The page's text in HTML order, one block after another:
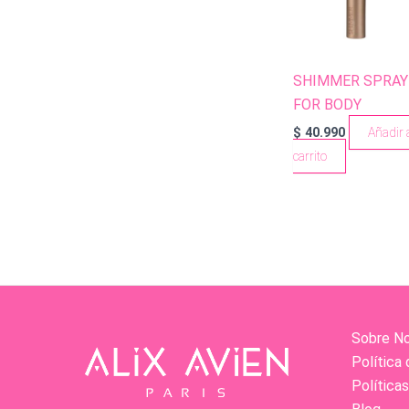
SHIMMER SPRAY
FOR BODY
$ 40.990
Añadir
carrito
Sobre
Política